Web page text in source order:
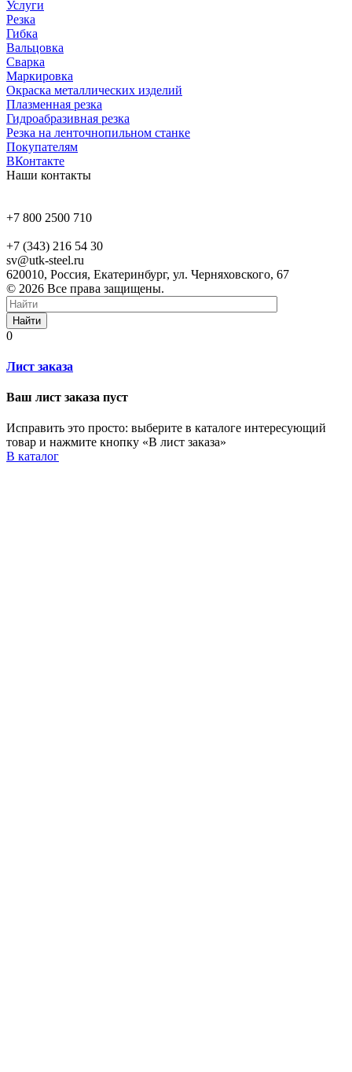
Услуги
Резка
Гибка
Вальцовка
Сварка
Маркировка
Окраска металлических изделий
Плазменная резка
Гидроабразивная резка
Резка на ленточнопильном станке
Покупателям
ВКонтакте
Наши контакты
+7 800 2500 710
+7 (343) 216 54 30
sv@utk-steel.ru
620010, Россия, Екатеринбург, ул. Черняховского, 67
© 2026 Все права защищены.
Найти
0
Лист заказа
Ваш лист заказа пуст
Исправить это просто: выберите в каталоге интересующий
товар и нажмите кнопку «В лист заказа»
В каталог